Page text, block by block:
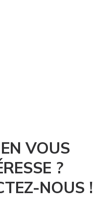
VOUS
?
NOUS !